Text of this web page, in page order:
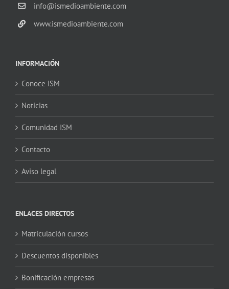
info@ismedioambiente.com
www.ismedioambiente.com
INFORMACIÓN
Conoce ISM
Noticias
Comunidad ISM
Contacto
Aviso legal
ENLACES DIRECTOS
Matriculación cursos
Descuentos disponibles
Bonificación empresas